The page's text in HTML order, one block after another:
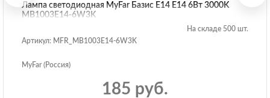
Лампа светодиодная MyFar Базис E14 E14 6Вт 3000K
MB1003E14-6W3K
На складе 500 шт.
Артикул: MFR_MB1003E14-6W3K
MyFar (Россия)
185 руб.